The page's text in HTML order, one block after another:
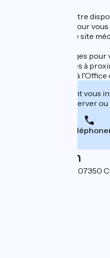
Amis cyclistes, à votre
- Des racks vélos pour
profiter de visiter le site
- Des casiers bagages
- Toilettes publiques à
- Kit de réparation à l'Office
Cet établissement vous
leur site pour réserver
Localisation
1, place de la liberté 07350